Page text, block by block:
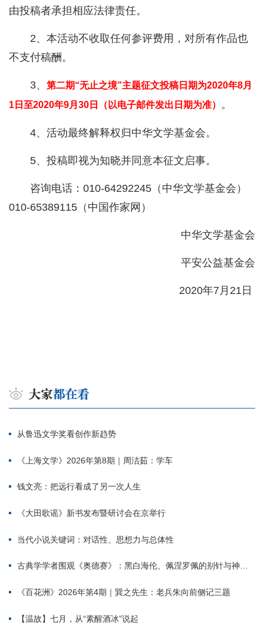
由投稿者承担相应法律责任。
2、本活动不收取任何参评费用，对所有作品也
不支付稿酬。
3、 第二期“无止之境”主题征文投稿日期为2020年8月
1日至2020年9月30日（以电子邮件发出日期为准） 。
4、活动最终解释权归中华文学基金会。
5、投稿即视为知晓并同意本征文启事。
咨询电话：010-64292245（中华文学基金会）
010-65389115（中国作家网）
中华文学基金会
平安公益基金会
2020年7月21日
从鲁迅文学奖看创作新趋势
《上海文学》2026年第8期｜周洁茹：学车
钱文亮：把远行看成了另一次人生
《大田歌谣》新书发布暨研讨会在京举行
当代小说关键词：对话性、思想力与总体性
古典学学者围观《奥德赛》：黑白海伦、佩涅罗佩的别针与神秘入侵者
《百花洲》2026年第4期｜巽之先生：老兵朱向前侧记三题
【温故】七月，从“素醒酒冰”说起